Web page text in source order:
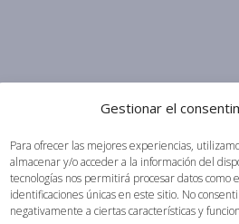
Gestionar el
Para ofrecer las mejores experiencias,
almacenar y/o acceder a la información del
tecnologías nos permitirá procesar datos como
identificaciones únicas en este sitio. No
negativamente a ciertas características y